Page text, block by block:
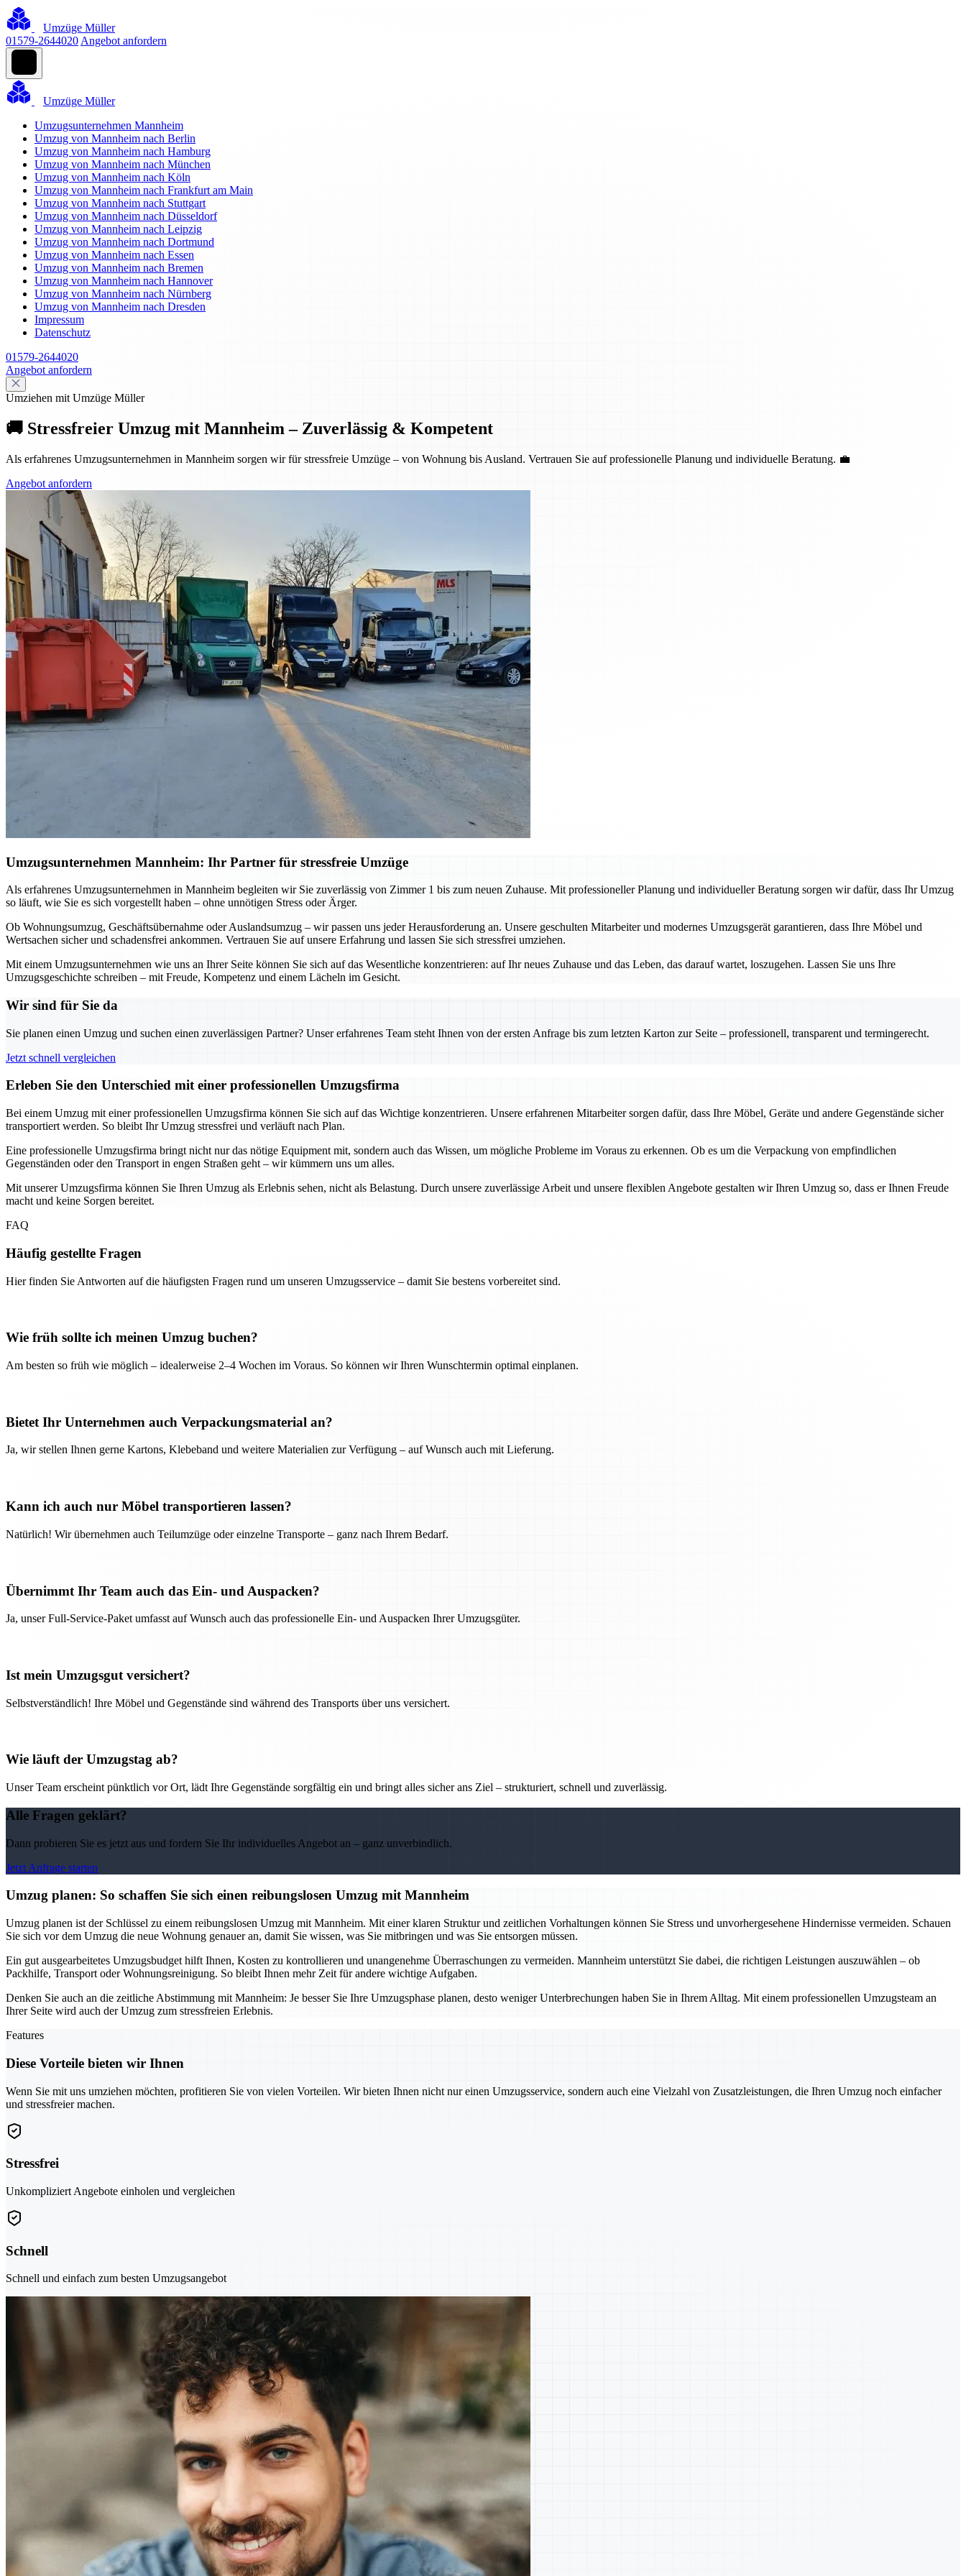
Umzüge Müller
01579-2644020 Angebot anfordern
Umzüge Müller
Umzugsunternehmen Mannheim
Umzug von Mannheim nach Berlin
Umzug von Mannheim nach Hamburg
Umzug von Mannheim nach München
Umzug von Mannheim nach Köln
Umzug von Mannheim nach Frankfurt am Main
Umzug von Mannheim nach Stuttgart
Umzug von Mannheim nach Düsseldorf
Umzug von Mannheim nach Leipzig
Umzug von Mannheim nach Dortmund
Umzug von Mannheim nach Essen
Umzug von Mannheim nach Bremen
Umzug von Mannheim nach Hannover
Umzug von Mannheim nach Nürnberg
Umzug von Mannheim nach Dresden
Impressum
Datenschutz
01579-2644020
Angebot anfordern
Umziehen mit Umzüge Müller
🚚 Stressfreier Umzug mit Mannheim – Zuverlässig & Kompetent
Als erfahrenes Umzugsunternehmen in Mannheim sorgen wir für stressfreie Umzüge – von Wohnung bis Ausland. Vertrauen Sie auf professionelle Planung und individuelle Beratung. 💼
Angebot anfordern
Umzugsunternehmen Mannheim: Ihr Partner für stressfreie Umzüge
Als erfahrenes Umzugsunternehmen in Mannheim begleiten wir Sie zuverlässig von Zimmer 1 bis zum neuen Zuhause. Mit professioneller Planung und individueller Beratung sorgen wir dafür, dass Ihr Umzug
so läuft, wie Sie es sich vorgestellt haben – ohne unnötigen Stress oder Ärger.
Ob Wohnungsumzug, Geschäftsübernahme oder Auslandsumzug – wir passen uns jeder Herausforderung an. Unsere geschulten Mitarbeiter und modernes Umzugsgerät garantieren, dass Ihre Möbel und
Wertsachen sicher und schadensfrei ankommen. Vertrauen Sie auf unsere Erfahrung und lassen Sie sich stressfrei umziehen.
Mit einem Umzugsunternehmen wie uns an Ihrer Seite können Sie sich auf das Wesentliche konzentrieren: auf Ihr neues Zuhause und das Leben, das darauf wartet, loszugehen. Lassen Sie uns Ihre
Umzugsgeschichte schreiben – mit Freude, Kompetenz und einem Lächeln im Gesicht.
Wir sind für Sie da
Sie planen einen Umzug und suchen einen zuverlässigen Partner? Unser erfahrenes Team steht Ihnen von der ersten Anfrage bis zum letzten Karton zur Seite – professionell, transparent und termingerecht.
Jetzt schnell vergleichen
Erleben Sie den Unterschied mit einer professionellen Umzugsfirma
Bei einem Umzug mit einer professionellen Umzugsfirma können Sie sich auf das Wichtige konzentrieren. Unsere erfahrenen Mitarbeiter sorgen dafür, dass Ihre Möbel, Geräte und andere Gegenstände sicher
transportiert werden. So bleibt Ihr Umzug stressfrei und verläuft nach Plan.
Eine professionelle Umzugsfirma bringt nicht nur das nötige Equipment mit, sondern auch das Wissen, um mögliche Probleme im Voraus zu erkennen. Ob es um die Verpackung von empfindlichen
Gegenständen oder den Transport in engen Straßen geht – wir kümmern uns um alles.
Mit unserer Umzugsfirma können Sie Ihren Umzug als Erlebnis sehen, nicht als Belastung. Durch unsere zuverlässige Arbeit und unsere flexiblen Angebote gestalten wir Ihren Umzug so, dass er Ihnen Freude
macht und keine Sorgen bereitet.
FAQ
Häufig gestellte Fragen
Hier finden Sie Antworten auf die häufigsten Fragen rund um unseren Umzugsservice – damit Sie bestens vorbereitet sind.
Wie früh sollte ich meinen Umzug buchen?
Am besten so früh wie möglich – idealerweise 2–4 Wochen im Voraus. So können wir Ihren Wunschtermin optimal einplanen.
Bietet Ihr Unternehmen auch Verpackungsmaterial an?
Ja, wir stellen Ihnen gerne Kartons, Klebeband und weitere Materialien zur Verfügung – auf Wunsch auch mit Lieferung.
Kann ich auch nur Möbel transportieren lassen?
Natürlich! Wir übernehmen auch Teilumzüge oder einzelne Transporte – ganz nach Ihrem Bedarf.
Übernimmt Ihr Team auch das Ein- und Auspacken?
Ja, unser Full-Service-Paket umfasst auf Wunsch auch das professionelle Ein- und Auspacken Ihrer Umzugsgüter.
Ist mein Umzugsgut versichert?
Selbstverständlich! Ihre Möbel und Gegenstände sind während des Transports über uns versichert.
Wie läuft der Umzugstag ab?
Unser Team erscheint pünktlich vor Ort, lädt Ihre Gegenstände sorgfältig ein und bringt alles sicher ans Ziel – strukturiert, schnell und zuverlässig.
Alle Fragen geklärt?
Dann probieren Sie es jetzt aus und fordern Sie Ihr individuelles Angebot an – ganz unverbindlich.
Jetzt Anfrage starten
Umzug planen: So schaffen Sie sich einen reibungslosen Umzug mit Mannheim
Umzug planen ist der Schlüssel zu einem reibungslosen Umzug mit Mannheim. Mit einer klaren Struktur und zeitlichen Vorhaltungen können Sie Stress und unvorhergesehene Hindernisse vermeiden. Schauen
Sie sich vor dem Umzug die neue Wohnung genauer an, damit Sie wissen, was Sie mitbringen und was Sie entsorgen müssen.
Ein gut ausgearbeitetes Umzugsbudget hilft Ihnen, Kosten zu kontrollieren und unangenehme Überraschungen zu vermeiden. Mannheim unterstützt Sie dabei, die richtigen Leistungen auszuwählen – ob
Packhilfe, Transport oder Wohnungsreinigung. So bleibt Ihnen mehr Zeit für andere wichtige Aufgaben.
Denken Sie auch an die zeitliche Abstimmung mit Mannheim: Je besser Sie Ihre Umzugsphase planen, desto weniger Unterbrechungen haben Sie in Ihrem Alltag. Mit einem professionellen Umzugsteam an
Ihrer Seite wird auch der Umzug zum stressfreien Erlebnis.
Features
Diese Vorteile bieten wir Ihnen
Wenn Sie mit uns umziehen möchten, profitieren Sie von vielen Vorteilen. Wir bieten Ihnen nicht nur einen Umzugsservice, sondern auch eine Vielzahl von Zusatzleistungen, die Ihren Umzug noch einfacher
und stressfreier machen.
Stressfrei
Unkompliziert Angebote einholen und vergleichen
Schnell
Schnell und einfach zum besten Umzugsangebot